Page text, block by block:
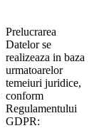
Prelucrarea
Datelor se
realizeaza in baza
urmatoarelor
temeiuri juridice,
conform
Regulamentului
GDPR: